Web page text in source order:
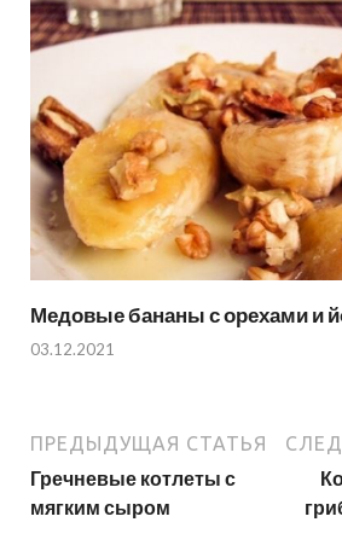
Медовые бананы с орехами и
03.12.2021
ПРЕДЫДУЩАЯ СТАТЬЯ
Гречневые котлеты с
мягким сыром